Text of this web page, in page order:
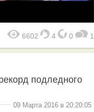
6602 4 0 1
подледного
09 Марта 2016 в 20:20:05